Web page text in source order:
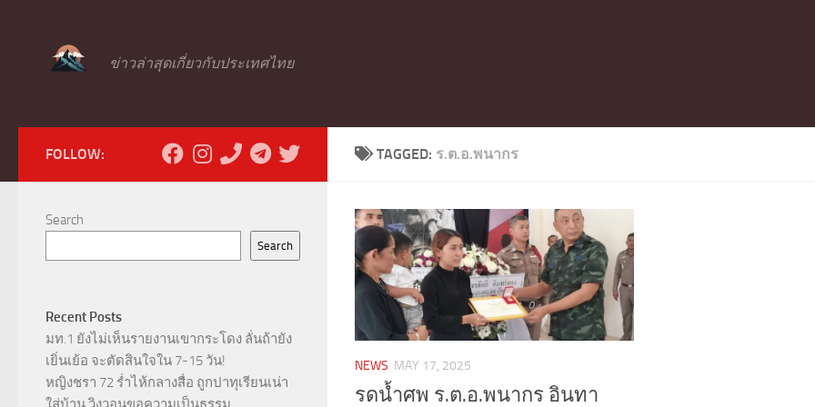
ข่าวล่าสุดเกี่ยวกับประเทศไทย
TAGGED: ร.ต.อ.พนากร
NEWS MAY 17, 2025
รดน้ำศพ ร.ต.อ.พนากร อินทา
FOLLOW:
Search
Search
Recent Posts
มท.1 ยังไม่เห็นรายงานเขากระโดง ลั่นถ้ายัง
เยิ่นเย้อ จะตัดสินใจใน 7-15 วัน!
หญิงชรา 72 ร่ำไห้กลางสื่อ ถูกปาทุเรียนเน่า